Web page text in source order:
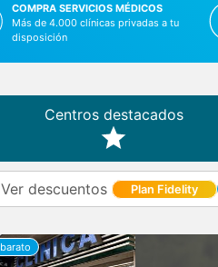
COMPRA SERVICIOS MÉDICOS
Más de 4.000 clínicas privadas a tu
disposición
Centros destacados
Ver descuentos Plan Fidelity